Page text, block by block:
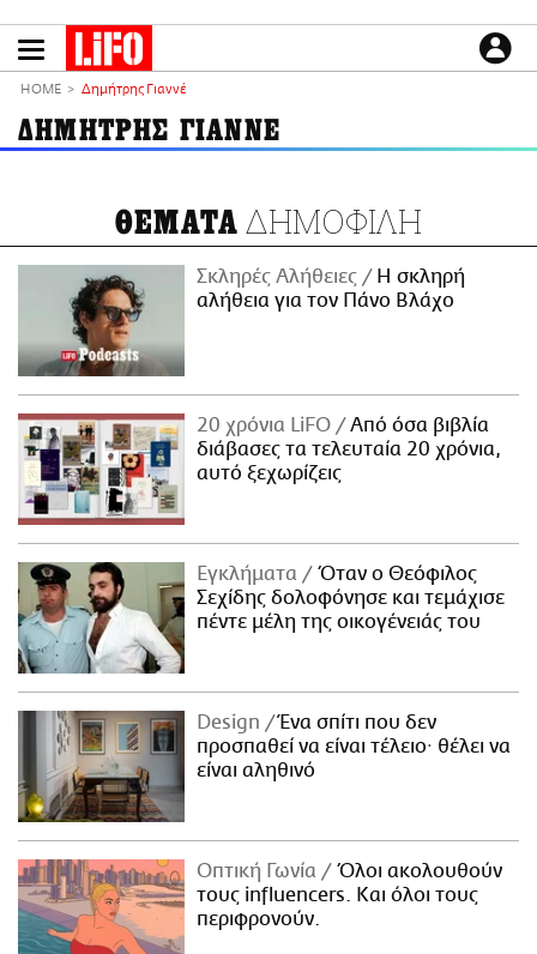
το
LIFO SHOP
NEWSLETTER
ΜΙΚΡΟΠΡΑΓΜΑΤΑ
THE GOOD LIFO
LIFOLAND
CITY GUIDE
ΑΜΠΑ
PRINT
ΕΙΔΗΣΕΙΣ
CULTURE
PODCASTS
Plus
HOME Δημήτρης Γιαννέ
ΔΗΜΗΤΡΗΣ ΓΙΑΝΝΕ
ΘΕΜΑΤΑ ΔΗΜΟΦΙΛΗ
Σκληρές Αλήθειες
H σκληρή
αλήθεια για τον Πάνο Βλάχο
20 χρόνια LiFO
Από όσα βιβλία
διάβασες τα τελευταία 20 χρόνια,
αυτό ξεχωρίζεις
Εγκλήματα
Όταν ο Θεόφιλος
Σεχίδης δολοφόνησε και τεμάχισε
πέντε μέλη της οικογένειάς του
Design
Ένα σπίτι που δεν
προσπαθεί να είναι τέλειο· θέλει να
είναι αληθινό
Οπτική Γωνία
Όλοι ακολουθούν
τους influencers. Και όλοι τους
περιφρονούν.